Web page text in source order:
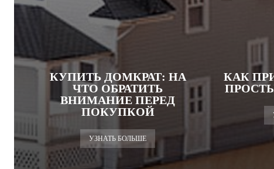
КУПИТЬ ДОМКРАТ: НА
ЧТО ОБРАТИТЬ
ВНИМАНИЕ ПЕРЕД
ПОКУПКОЙ
УЗНАТЬ БОЛЬШЕ
КАК